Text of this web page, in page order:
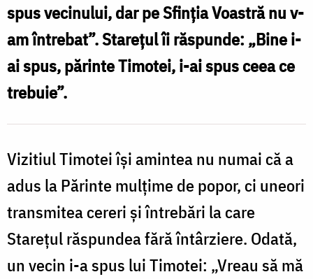
nu
/
Foto:
Oana
Nechifor
spus vecinului, dar pe Sfinţia Voastră nu v-
am întrebat”. Stareţul îi răspunde: „Bine i-
ai spus, părinte Timotei, i-ai spus ceea ce
trebuie”.
Vizitiul Timotei îşi amintea nu numai că a
adus la Părinte mulţime de popor, ci uneori
transmitea cereri şi întrebări la care
Stareţul răspundea fără întârziere. Odată,
un vecin i-a spus lui Timotei: „Vreau să mă